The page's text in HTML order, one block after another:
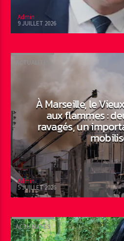
Admin
9 JUILLET 2026
ACTUALITÉS
À Marseille, le
aux flammes :
ravagés, un
Admin
5 JUILLET 2026
ACTUALITÉS